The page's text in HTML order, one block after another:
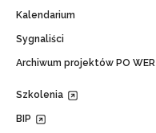
Kalendarium
Sygnaliści
Archiwum projektów PO WER
Szkolenia
BIP